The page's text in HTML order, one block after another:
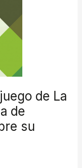
de La
de
su